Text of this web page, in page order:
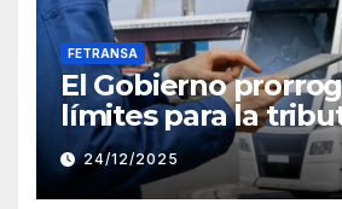
FETRANSA
El Gobierno
límites para la
módulos en 2026
24/12/2025